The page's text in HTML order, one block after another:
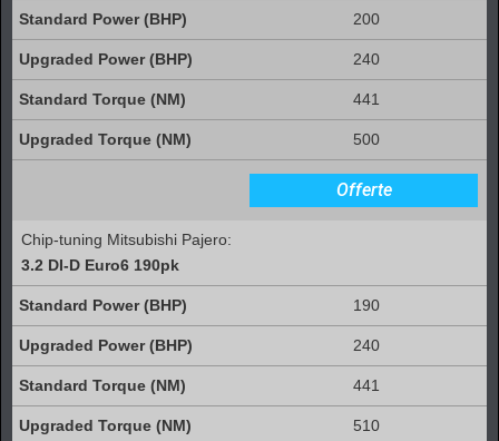
200
240
441
500
Offerte
Chip-tuning Mitsubishi Pajero:
3.2 DI-D Euro6 190pk
190
240
441
510